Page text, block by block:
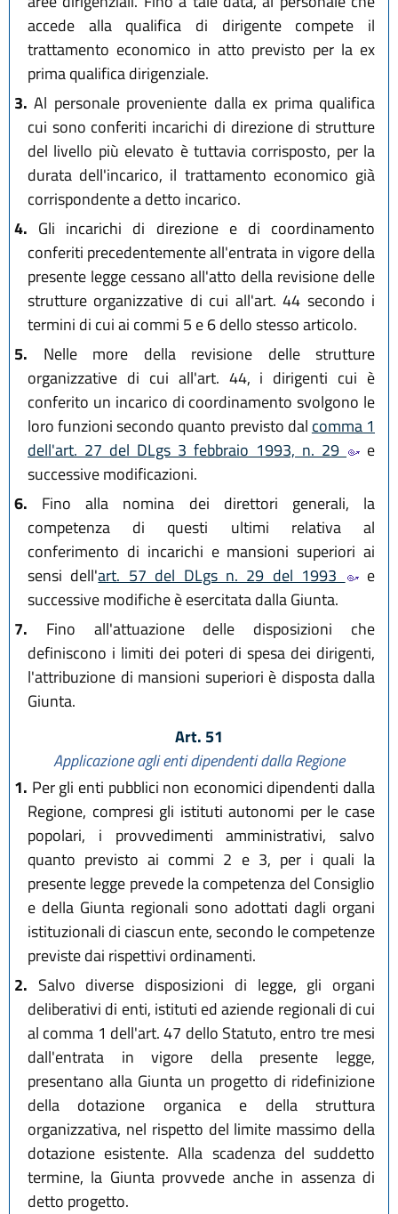
accede alla qualifica di dirigente compete il
trattamento economico in atto previsto per la ex
prima qualifica dirigenziale.
3. Al personale proveniente dalla ex prima qualifica
cui sono conferiti incarichi di direzione di strutture
del livello più elevato è tuttavia corrisposto, per la
durata dell'incarico, il trattamento economico già
corrispondente a detto incarico.
4. Gli incarichi di direzione e di coordinamento
conferiti precedentemente all'entrata in vigore della
presente legge cessano all'atto della revisione delle
strutture organizzative di cui all'art. 44 secondo i
termini di cui ai commi 5 e 6 dello stesso articolo.
5. Nelle more della revisione delle strutture
organizzative di cui all'art. 44, i dirigenti cui è
conferito un incarico di coordinamento svolgono le
loro funzioni secondo quanto previsto dal comma 1
dell'art. 27 del DLgs 3 febbraio 1993, n. 29
e
successive modificazioni.
6. Fino alla nomina dei direttori generali, la
competenza di questi ultimi relativa al
conferimento di incarichi e mansioni superiori ai
sensi dell'art. 57 del DLgs n. 29 del 1993
e
successive modifiche è esercitata dalla Giunta.
7. Fino all'attuazione delle disposizioni che
definiscono i limiti dei poteri di spesa dei dirigenti,
l'attribuzione di mansioni superiori è disposta dalla
Giunta.
Art. 51
Applicazione agli enti dipendenti dalla Regione
1. Per gli enti pubblici non economici dipendenti dalla
Regione, compresi gli istituti autonomi per le case
popolari, i provvedimenti amministrativi, salvo
quanto previsto ai commi 2 e 3, per i quali la
presente legge prevede la competenza del Consiglio
e della Giunta regionali sono adottati dagli organi
istituzionali di ciascun ente, secondo le competenze
previste dai rispettivi ordinamenti.
2. Salvo diverse disposizioni di legge, gli organi
deliberativi di enti, istituti ed aziende regionali di cui
al comma 1 dell'art. 47 dello Statuto, entro tre mesi
dall'entrata in vigore della presente legge,
presentano alla Giunta un progetto di ridefinizione
della dotazione organica e della struttura
organizzativa, nel rispetto del limite massimo della
dotazione esistente. Alla scadenza del suddetto
termine, la Giunta provvede anche in assenza di
detto progetto.